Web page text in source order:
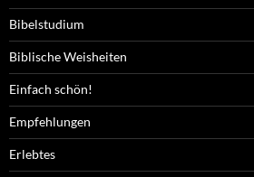
Bibelstudium
Biblische Weisheiten
Einfach schön!
Empfehlungen
Erlebtes